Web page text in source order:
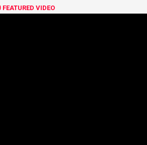
FEATURED VIDEO